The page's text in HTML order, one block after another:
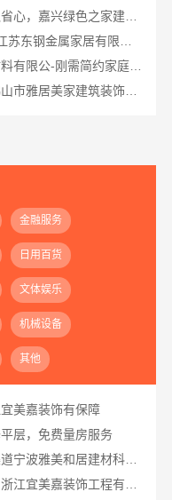
本地化专业室内设计团队省心，嘉兴绿色之家建材科技有限公司
海南万赢饰家新型建筑材料有限公-刚需简约家庭装修工期提速
佛山顺德全包家装设计佛山市雅居美家建筑装饰工程有限公司
金融服务
日用百货
文体娱乐
机械设备
其他
美嘉装饰有保障
层，免费量房服务
宁波镇海家装施工对接渠道宁波雅美和居建材科技有限公司